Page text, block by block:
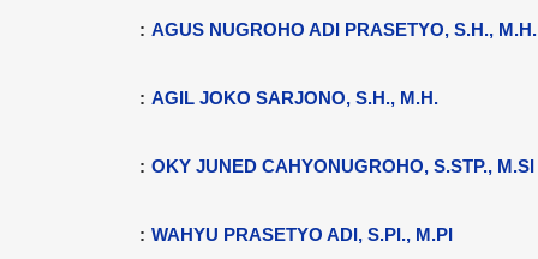
: AGUS NUGROHO ADI PRASETYO, S.H., M.H.
: AGIL JOKO SARJONO, S.H., M.H.
: OKY JUNED CAHYONUGROHO, S.STP., M.SI
: WAHYU PRASETYO ADI, S.PI., M.PI